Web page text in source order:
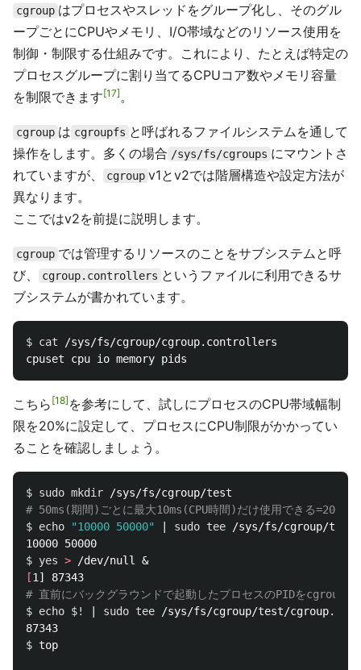
cgroup はプロセスやスレッドをグループ化し、そのグル
ープごとにCPUやメモリ、I/O帯域などのリソース使用を
制御・制限する仕組みです。これにより、たとえば特定の
プロセスグループに割り当てるCPUコア数やメモリ容量
を制限できます 17 。
cgroup は cgroupfs と呼ばれるファイルシステムを通して
操作をします。多くの場合 /sys/fs/cgroups にマウントさ
れていますが、
cgroup v1とv2では階層構造や設定方法が
異なります。
ここではv2を前提に説明します。
cgroup では管理するリソースのことをサブシステムと呼
び、
cgroup.controllers というファイルに利用できるサ
ブシステムが書かれています。
$ cat /sys/fs/cgroup/cgroup.controllers
こちら 18 を参考にして、試しにプロセスのCPU帯域幅制
限を20%に設定して、プロセスにCPU制限がかかってい
ることを確認しましょう。
$ sudo mkdir
# 50ms(期間)ごとに最大10ms(CPU時間)だけ使用できる=20%を
$ echo "10000 50000" sudo tee /sys/fs/cgroup/test/
$ yes >
[
# 直前にバックグラウンドで起動したプロセスのPIDを
$ echo $! sudo tee /sys/fs/cgroup/test/
$ top